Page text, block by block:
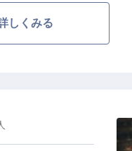
洗練された空間
室、3つの料飲
しくみる